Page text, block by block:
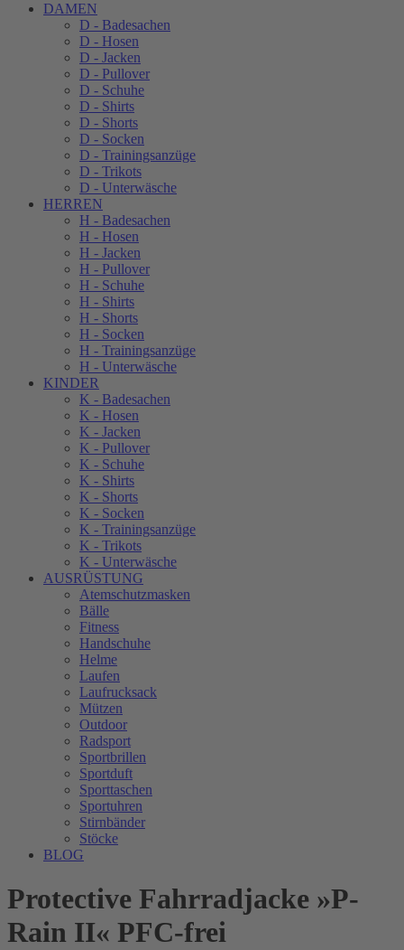
DAMEN
D - Badesachen
D - Hosen
D - Jacken
D - Pullover
D - Schuhe
D - Shirts
D - Shorts
D - Socken
D - Trainingsanzüge
D - Trikots
D - Unterwäsche
HERREN
H - Badesachen
H - Hosen
H - Jacken
H - Pullover
H - Schuhe
H - Shirts
H - Shorts
H - Socken
H - Trainingsanzüge
H - Unterwäsche
KINDER
K - Badesachen
K - Hosen
K - Jacken
K - Pullover
K - Schuhe
K - Shirts
K - Shorts
K - Socken
K - Trainingsanzüge
K - Trikots
K - Unterwäsche
AUSRÜSTUNG
Atemschutzmasken
Bälle
Fitness
Handschuhe
Helme
Laufen
Laufrucksack
Mützen
Outdoor
Radsport
Sportbrillen
Sportduft
Sporttaschen
Sportuhren
Stirnbänder
Stöcke
BLOG
Protective Fahrradjacke »P-
Rain II« PFC-frei